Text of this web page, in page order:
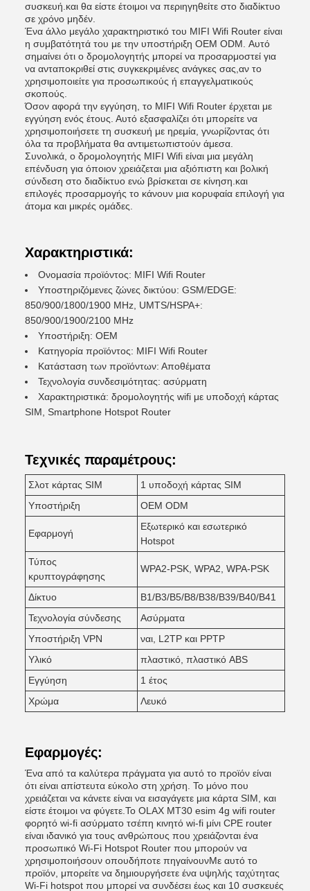
συσκευή.και θα είστε έτοιμοι να περιηγηθείτε στο διαδίκτυο
σε χρόνο μηδέν.
Ένα άλλο μεγάλο χαρακτηριστικό του MIFI Wifi Router είναι
η συμβατότητά του με την υποστήριξη OEM ODM. Αυτό
σημαίνει ότι ο δρομολογητής μπορεί να προσαρμοστεί για
να ανταποκριθεί στις συγκεκριμένες ανάγκες σας,αν το
χρησιμοποιείτε για προσωπικούς ή επαγγελματικούς
σκοπούς.
Όσον αφορά την εγγύηση, το MIFI Wifi Router έρχεται με
εγγύηση ενός έτους. Αυτό εξασφαλίζει ότι μπορείτε να
χρησιμοποιήσετε τη συσκευή με ηρεμία, γνωρίζοντας ότι
όλα τα προβλήματα θα αντιμετωπιστούν άμεσα.
Συνολικά, ο δρομολογητής MIFI Wifi είναι μια μεγάλη
επένδυση για όποιον χρειάζεται μια αξιόπιστη και βολική
σύνδεση στο διαδίκτυο ενώ βρίσκεται σε κίνηση.και
επιλογές προσαρμογής το κάνουν μια κορυφαία επιλογή για
άτομα και μικρές ομάδες.
Χαρακτηριστικά:
Ονομασία προϊόντος: MIFI Wifi Router
Υποστηριζόμενες ζώνες δικτύου: GSM/EDGE:
850/900/1800/1900 MHz, UMTS/HSPA+:
850/900/1900/2100 MHz
Υποστήριξη: OEM
Κατηγορία προϊόντος: MIFI Wifi Router
Κατάσταση των προϊόντων: Αποθέματα
Τεχνολογία συνδεσιμότητας: ασύρματη
Χαρακτηριστικά: δρομολογητής wifi με υποδοχή κάρτας
SIM, Smartphone Hotspot Router
Τεχνικές παραμέτρους:
Σλοτ κάρτας SIM
1 υποδοχή κάρτας SIM
Υποστήριξη
OEM ODM
Εφαρμογή
Εξωτερικό και εσωτερικό
Hotspot
Τύπος
κρυπτογράφησης
WPA2-PSK, WPA2, WPA-PSK
Δίκτυο
Β1/Β3/Β5/Β8/Β38/Β39/Β40/Β41
Τεχνολογία σύνδεσης
Ασύρματα
Υποστήριξη VPN
ναι, L2TP και PPTP
Υλικό
πλαστικό, πλαστικό ABS
Εγγύηση
1 έτος
Χρώμα
Λευκό
Εφαρμογές:
Ένα από τα καλύτερα πράγματα για αυτό το προϊόν είναι
ότι είναι απίστευτα εύκολο στη χρήση. Το μόνο που
χρειάζεται να κάνετε είναι να εισαγάγετε μια κάρτα SIM, και
είστε έτοιμοι να φύγετε.Το OLAX MT30 esim 4g wifi router
φορητό wi-fi ασύρματο τσέπη κινητό wi-fi μίνι CPE router
είναι ιδανικό για τους ανθρώπους που χρειάζονται ένα
προσωπικό Wi-Fi Hotspot Router που μπορούν να
χρησιμοποιήσουν οπουδήποτε πηγαίνουνΜε αυτό το
προϊόν, μπορείτε να δημιουργήσετε ένα υψηλής ταχύτητας
Wi-Fi hotspot που μπορεί να συνδέσει έως και 10 συσκευές